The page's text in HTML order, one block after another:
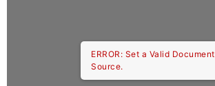
ERROR: Set a Valid Document
Source.